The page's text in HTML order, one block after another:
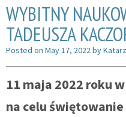
WYBITNY
TADEUSZA
Posted on May 17, 2022by
11 maja 2022 roku
na celu